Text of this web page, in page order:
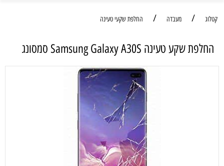
קטלוג / מעבדה / החלפת שקעי טעינה
‏החלפת שקע טעינה Samsung Galaxy A30S סמסונג